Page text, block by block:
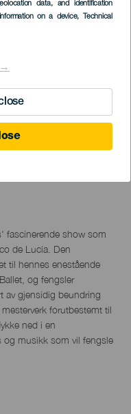
data, and identification
on a device, Technical
→
fascinerende show som
de Lucía. Den
til hennes enestående
og fengsler
av gjensidig beundring
forutbestemt til
ned i en
og musikk som vil fengsle